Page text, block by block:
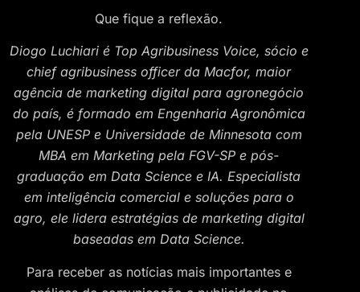
Que fique a reflexão.
Diogo Luchiari é Top Agribusiness Voice, sócio e
chief agribusiness officer da Macfor, maior
agência de marketing digital para agronegócio
do país, é formado em Engenharia Agronômica
pela UNESP e Universidade de Minnesota com
MBA em Marketing pela FGV-SP e pós-
graduação em Data Science e IA. Especialista
em inteligência comercial e soluções para o
agro, ele lidera estratégias de marketing digital
baseadas em Data Science.
Para receber as notícias mais importantes e